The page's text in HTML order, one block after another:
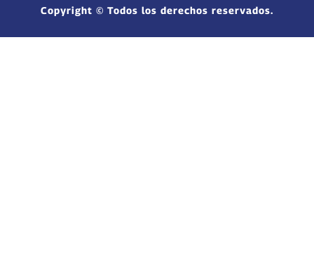
Copyright © Todos los derechos reservados.